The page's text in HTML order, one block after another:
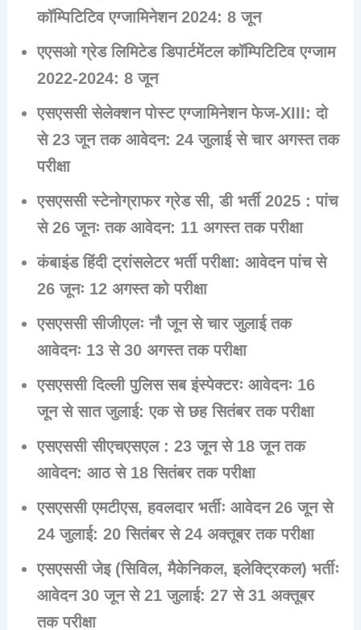
कॉम्पिटिटिव एग्जामिनेशन 2024: 8 जून
एएसओ ग्रेड लिमिटेड डिपार्टमेंटल कॉम्पिटिटिव एग्जाम
2022-2024: 8 जून
एसएससी सेलेक्शन पोस्ट एग्जामिनेशन फेज-XIII: दो
से 23 जून तक आवेदन: 24 जुलाई से चार अगस्त तक
परीक्षा
एसएससी स्टेनोग्राफर ग्रेड सी, डी भर्ती 2025 : पांच
से 26 जूनः तक आवेदन: 11 अगस्त तक परीक्षा
कंबाइंड हिंदी ट्रांसलेटर भर्ती परीक्षा: आवेदन पांच से
26 जूनः 12 अगस्त को परीक्षा
एसएससी सीजीएलः नौ जून से चार जुलाई तक
आवेदनः 13 से 30 अगस्त तक परीक्षा
एसएससी दिल्ली पुलिस सब इंस्पेक्टरः आवेदनः 16
जून से सात जुलाई: एक से छह सितंबर तक परीक्षा
एसएससी सीएचएसएल : 23 जून से 18 जून तक
आवेदन: आठ से 18 सितंबर तक परीक्षा
एसएससी एमटीएस, हवलदार भर्तीः आवेदन 26 जून से
24 जुलाई: 20 सितंबर से 24 अक्तूबर तक परीक्षा
एसएससी जेइ (सिविल, मैकेनिकल, इलेक्ट्रिकल) भर्तीः
आवेदन 30 जून से 21 जुलाई: 27 से 31 अक्तूबर
तक परीक्षा